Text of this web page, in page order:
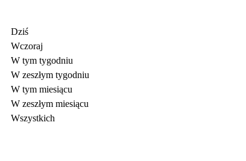
Dziś
Wczoraj
W tym tygodniu
W zeszłym tygodniu
W tym miesiącu
W zeszłym miesiącu
Wszystkich